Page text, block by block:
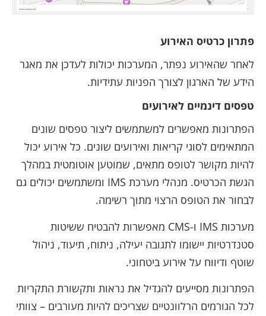
פתרון כרטיס האירוע
לאחר שהאירוע נפתר, המערכות יכולות לעדכן את מאגר
הידע של הארגון לצורך הפניות עתידיות.
טפסים דינמיים לאירועים
הפתרונות מאפשרים למשתמשים ליצור טפסים שונים
המתאימים לסוגי קריאות ואירועים שונים. כל אירוע יכול
להיות מקושר לטופס מתאים, שמוטען אוטומטית במהלך
הגשת הכרטיס. מנהלי מערכת IMS ומשתמשים יכולים גם
לבחור את הטופס הרצוי מתוך רשימה.
מערכות IMS ו-CMS מאפשרות להבטיח ששיטות
סטנדרטיות יישומו לתגובה יעילה, ניתוח, תיעוד, ניהול
שוטף ודיווח על אירוע ביטחוני.
הפתרונות מסייעים להגדיל את נראות ותקשורת התקריות
לכל הגורמים הרלוונטיים שצריכים להיות מעורבים – צוותי